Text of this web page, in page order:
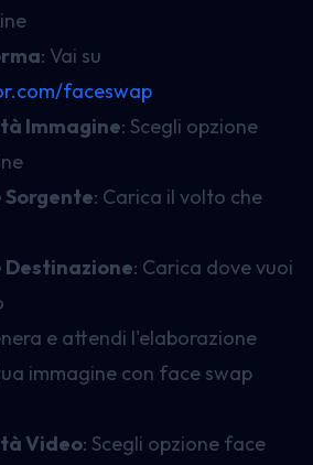
: Vai su
faceswap
Immagine: Scegli opzione
: Carica il volto che
Destinazione: Carica dove vuoi
e attendi l'elaborazione
immagine con face swap
Video: Scegli opzione face